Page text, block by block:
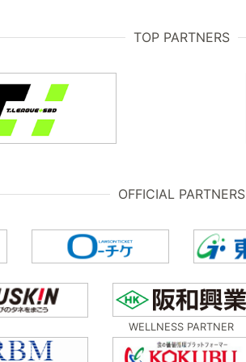
TOP PARTNERS
OFFICIAL PARTNERS
WELLNESS PARTNER